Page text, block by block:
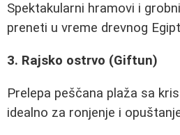
Spektakularni hramovi i
preneti u vreme drevnog
3. Rajsko ostrvo (Giftun)
Prelepa peščana plaža sa
idealno za ronjenje i